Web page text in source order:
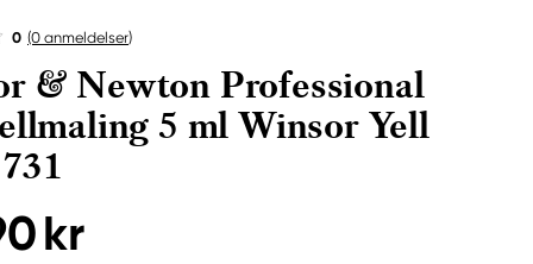
0 (0 anmeldelser)
& Newton Professional
5 ml Winsor Yell
kr